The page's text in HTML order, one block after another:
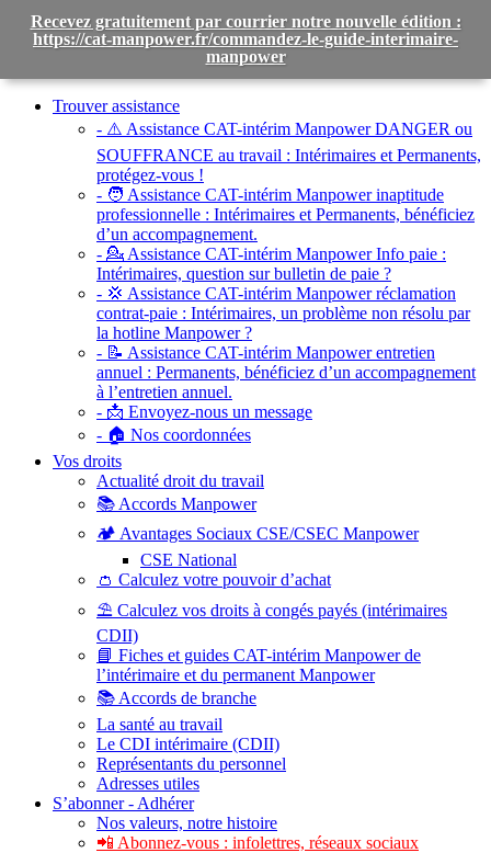
Toggle
navigationTrouver assistance
- ⚠️ Assistance CAT-intérim Manpower DANGER ou
SOUFFRANCE au travail : Intérimaires et Permanents,
protégez-vous !
- 🧑 Assistance CAT-intérim Manpower inaptitude
professionnelle : Intérimaires et Permanents, bénéficiez
d’un accompagnement.
- 💁 Assistance CAT-intérim Manpower Info paie :
Intérimaires, question sur bulletin de paie ?
- 💢 Assistance CAT-intérim Manpower réclamation
contrat-paie : Intérimaires, un problème non résolu par
la hotline Manpower ?
- 📝 Assistance CAT-intérim Manpower entretien
annuel : Permanents, bénéficiez d’un accompagnement
à l’entretien annuel.
- 📩 Envoyez-nous un message
- 🏠 Nos coordonnées
Vos droits
Actualité droit du travail
📚 Accords Manpower
🏕️ Avantages Sociaux CSE/CSEC Manpower
CSE National
👛 Calculez votre pouvoir d’achat
⛱️ Calculez vos droits à congés payés (intérimaires
CDII)
📘 Fiches et guides CAT-intérim Manpower de
l’intérimaire et du permanent Manpower
📚 Accords de branche
La santé au travail
Le CDI intérimaire (CDII)
Représentants du personnel
Adresses utiles
S’abonner - Adhérer
Nos valeurs, notre histoire
📲 Abonnez-vous : infolettres, réseaux sociaux
Recevez gratuitement par courrier notre nouvelle édition :
https://cat-manpower.fr/commandez-le-guide-interimaire-
manpower